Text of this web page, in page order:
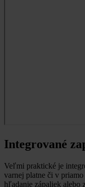
Integrované
Veľmi praktické je
varnej platne či v
hľadanie zápaliek alebo